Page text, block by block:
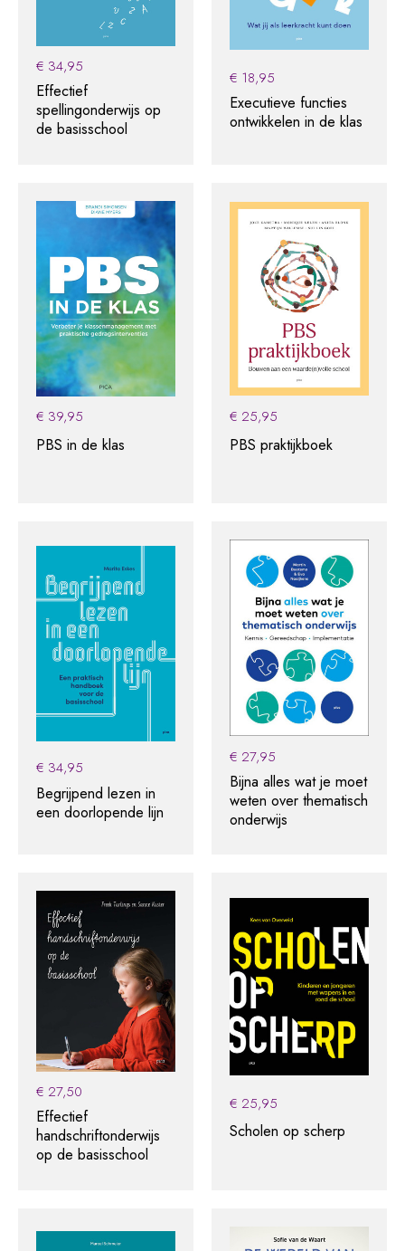
€ 34,95
Effectief
spellingonderwijs op
de basisschool
€ 18,95
Executieve functies
ontwikkelen in de klas
€ 39,95
PBS in de klas
€ 25,95
PBS praktijkboek
€ 34,95
Begrijpend lezen in
een doorlopende lijn
€ 27,95
Bijna alles wat je moet
weten over thematisch
onderwijs
€ 27,50
Effectief
handschriftonderwijs
op de basisschool
€ 25,95
Scholen op scherp